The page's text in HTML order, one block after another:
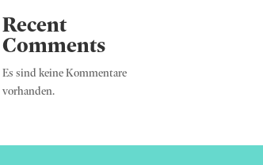
Recent
Comments
Es sind keine Kommentare
vorhanden.